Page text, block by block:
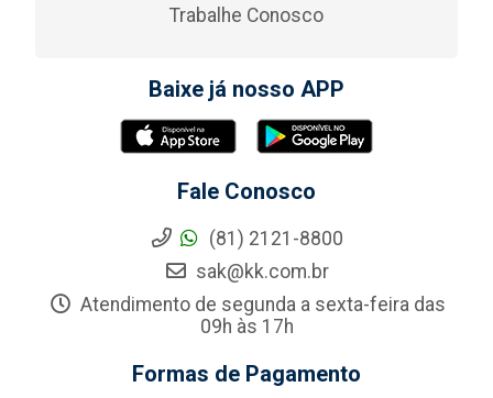
Trabalhe Conosco
Baixe já nosso APP
Fale Conosco
(81) 2121-8800
sak@kk.com.br
Atendimento de segunda a sexta-feira das
09h às 17h
Formas de Pagamento